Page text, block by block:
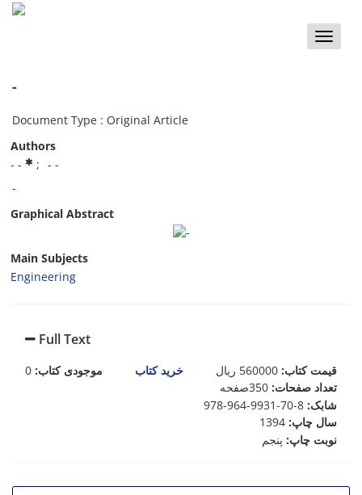
Toggle
-
Document Type : Original Article
Authors
- -
- -
-
Graphical Abstract
Main Subjects
Engineering
Full Text
قیمت کتاب: ریال خرید کتاب موجودی کتاب:
تعداد صفحات:
صفحه
شابک:
سال چاپ:
نوبت چاپ: پنجم